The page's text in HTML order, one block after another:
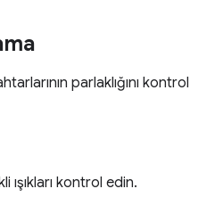
parlaklığını kontrol
ışıkları kontrol edin.